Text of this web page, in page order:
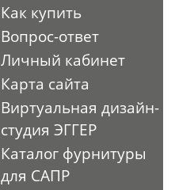
Как купить
Вопрос-ответ
Личный кабинет
Карта сайта
Виртуальная дизайн-
студия ЭГГЕР
Каталог фурнитуры
для САПР